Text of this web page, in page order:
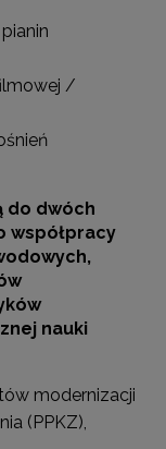
/
do dwóch
współpracy
nauki
modernizacji
(PPKZ),